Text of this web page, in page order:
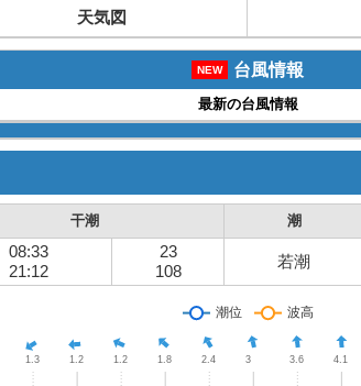
天気図
NEW 台風情報
最新の台風情報
干潮 潮
08:33
21:12
23
108
若潮